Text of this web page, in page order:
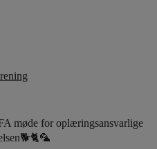
møde for oplæringsansvarlige